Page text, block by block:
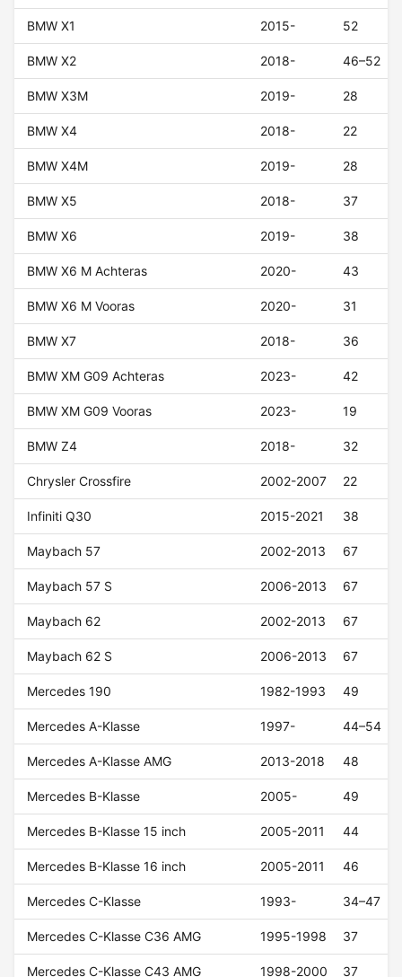
BMW X1 2015- 52
BMW X2 2018- 46–52
BMW X3M 2019- 28
BMW X4 2018- 22
BMW X4M 2019- 28
BMW X5 2018- 37
BMW X6 2019- 38
BMW X6 M Achteras 2020- 43
BMW X6 M Vooras 2020- 31
BMW X7 2018- 36
BMW XM G09 Achteras 2023- 42
BMW XM G09 Vooras 2023- 19
BMW Z4 2018- 32
Chrysler Crossfire 2002-2007 22
Infiniti Q30 2015-2021 38
Maybach 57 2002-2013 67
Maybach 57 S 2006-2013 67
Maybach 62 2002-2013 67
Maybach 62 S 2006-2013 67
Mercedes 190 1982-1993 49
Mercedes A-Klasse 1997- 44–54
Mercedes A-Klasse AMG 2013-2018 48
Mercedes B-Klasse 2005- 49
Mercedes B-Klasse 15 inch 2005-2011 44
Mercedes B-Klasse 16 inch 2005-2011 46
Mercedes C-Klasse 1993- 34–47
Mercedes C-Klasse C36 AMG 1995-1998 37
Mercedes C-Klasse C43 AMG 1998-2000 37